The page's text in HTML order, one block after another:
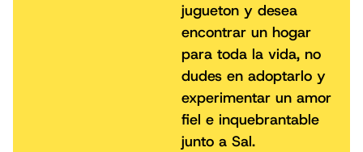
jugueton y desea
encontrar un hogar
para toda la vida, no
dudes en adoptarlo y
experimentar un amor
fiel e inquebrantable
junto a Sal.